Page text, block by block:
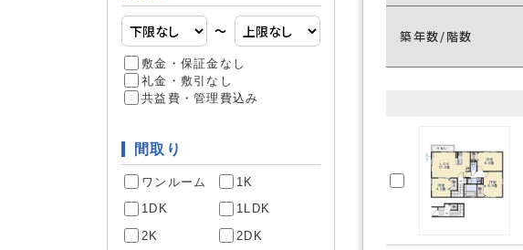
〜
敷金・保証金なし
礼金・敷引なし
共益費・管理費込み
間取り
ワンルーム
1K
1DK
1LDK
2K
2DK
家具・家電 照明器具付き
通信・放送
建物構造
築年数/階数